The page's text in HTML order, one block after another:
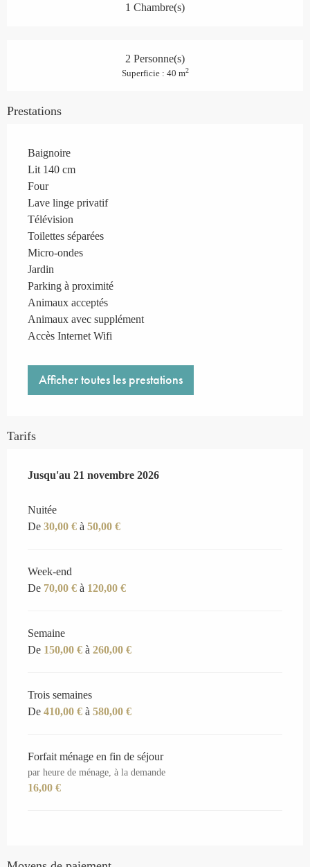
1 Chambre(s)
2 Personne(s)
Superficie : 40 m2
Prestations
Baignoire
Lit 140 cm
Four
Lave linge privatif
Télévision
Toilettes séparées
Micro-ondes
Jardin
Parking à proximité
Animaux acceptés
Animaux avec supplément
Accès Internet Wifi
Afficher toutes les prestations
Tarifs
Du9 mars 2026au21 novembre 2026
Jusqu'au 21 novembre 2026
Nuitée
De 30,00 € à 50,00 €
Week-end
De 70,00 € à 120,00 €
Semaine
De 150,00 € à 260,00 €
Trois semaines
De 410,00 € à 580,00 €
Forfait ménage en fin de séjour
par heure de ménage, à la demande
16,00 €